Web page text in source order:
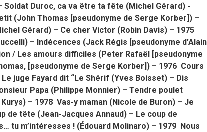
Duroc, ca va être ta fête (Michel Gérard) -
(John Thomas [pseudonyme de Serge Korber]) –
Gérard) – Ce cher Victor (Robin Davis) – 1975
– Indécences (Jack Régis [pseudonyme d’Alain
/ Les amours difficiles (Peter Rafaël [pseudonyme
[pseudonyme de Serge Korber]) – 1976 Cours
juge Fayard dit “Le Shérif (Yves Boisset) – Dis
Papa (Philippe Monnier) – Tendre poulet
– 1978 Vas-y maman (Nicole de Buron) – Je
de tête (Jean-Jacques Annaud) – Le coup de
tu m’intéresses ! (Édouard Molinaro) – 1979 Nous